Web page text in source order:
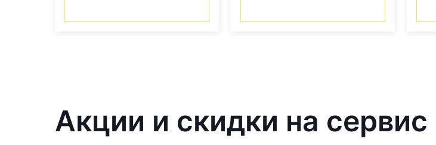
Акции и скидки на сервис